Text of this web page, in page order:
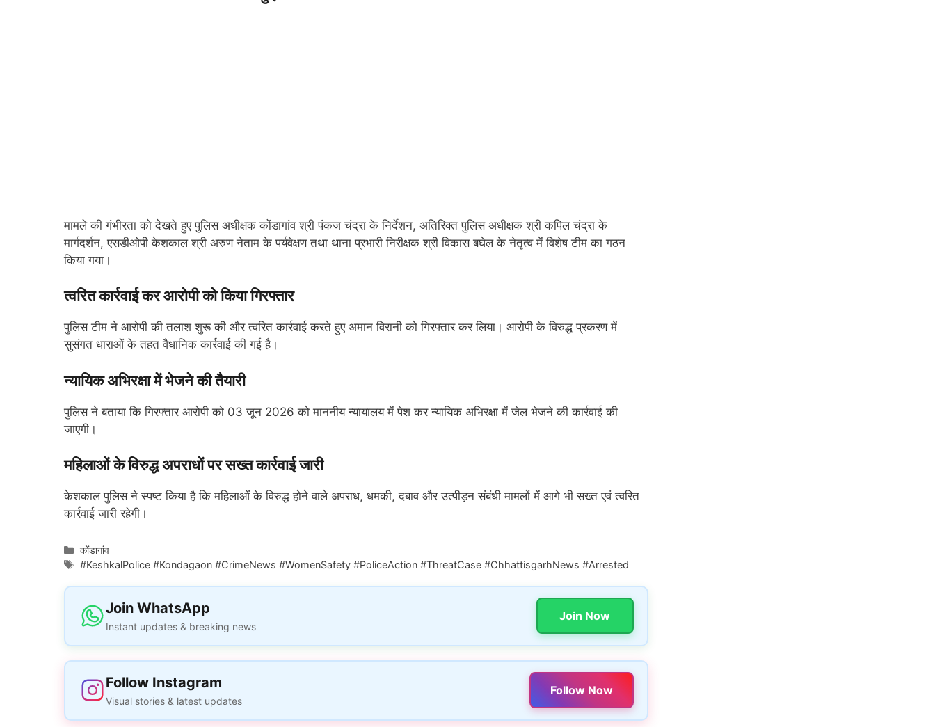
मामले की गंभीरता को देखते हुए पुलिस अधीक्षक कोंडागांव श्री पंकज चंद्रा के निर्देशन, अतिरिक्त पुलिस अधीक्षक श्री कपिल चंद्रा के
मार्गदर्शन, एसडीओपी केशकाल श्री अरुण नेताम के पर्यवेक्षण तथा थाना प्रभारी निरीक्षक श्री विकास बघेल के नेतृत्व में विशेष टीम का गठन
किया गया।
त्वरित कार्रवाई कर आरोपी को किया गिरफ्तार
पुलिस टीम ने आरोपी की तलाश शुरू की और त्वरित कार्रवाई करते हुए अमान विरानी को गिरफ्तार कर लिया। आरोपी के विरुद्ध प्रकरण में
सुसंगत धाराओं के तहत वैधानिक कार्रवाई की गई है।
न्यायिक अभिरक्षा में भेजने की तैयारी
पुलिस ने बताया कि गिरफ्तार आरोपी को 03 जून 2026 को माननीय न्यायालय में पेश कर न्यायिक अभिरक्षा में जेल भेजने की कार्रवाई की
जाएगी।
महिलाओं के विरुद्ध अपराधों पर सख्त कार्रवाई जारी
केशकाल पुलिस ने स्पष्ट किया है कि महिलाओं के विरुद्ध होने वाले अपराध, धमकी, दबाव और उत्पीड़न संबंधी मामलों में आगे भी सख्त एवं त्वरित
कार्रवाई जारी रहेगी।
Categories
कोंडागांव
Tags
#KeshkalPolice #Kondagaon #CrimeNews #WomenSafety #PoliceAction #ThreatCase #ChhattisgarhNews #Arrested
Join WhatsApp
Instant updates & breaking news
Join Now
Follow Instagram
Visual stories & latest updates
Follow Now